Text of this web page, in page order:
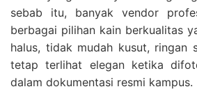
sebab itu, banyak vendor
berbagai pilihan kain berkualitas
halus, tidak mudah kusut, ringan
tetap terlihat elegan ketika
dalam dokumentasi resmi kampus.